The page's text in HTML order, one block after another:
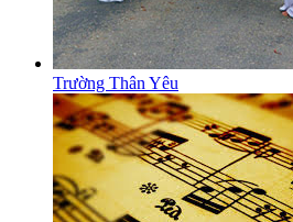
Trường Thân Yêu